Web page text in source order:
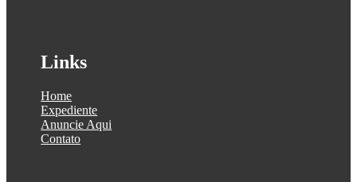
Links
Home
Expediente
Anuncie Aqui
Contato